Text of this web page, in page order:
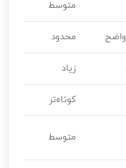
متوسط
محدود
زیاد
کوتاه‌تر
متوسط